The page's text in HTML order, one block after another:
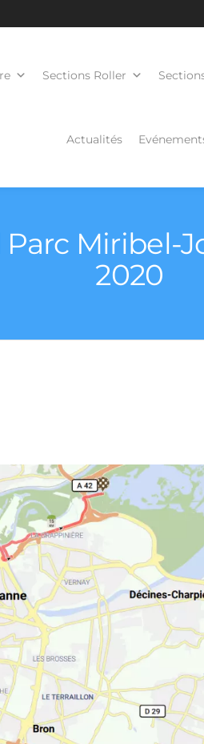
Sections Roller
Actualités
Miribel-
2020